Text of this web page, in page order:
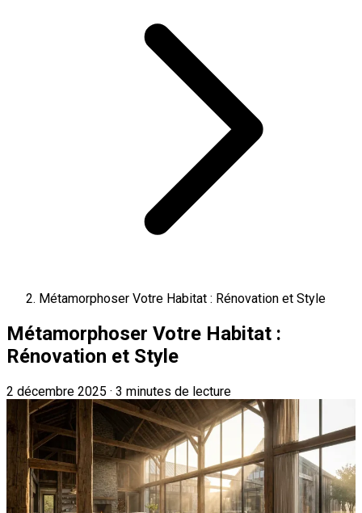
Métamorphoser Votre Habitat : Rénovation et Style
Métamorphoser Votre Habitat :
Rénovation et Style
2 décembre 2025 · 3 minutes de lecture